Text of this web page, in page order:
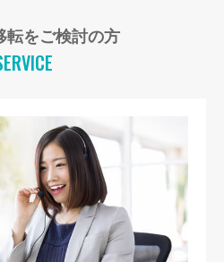
転をご検討の方